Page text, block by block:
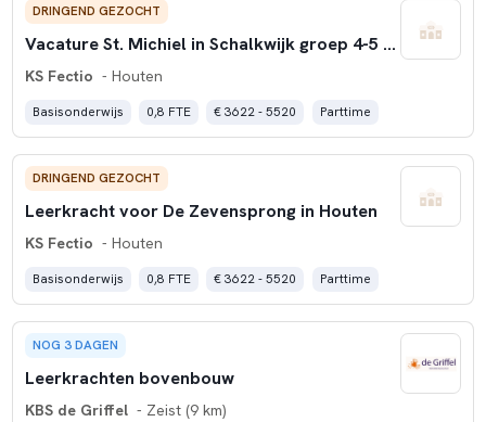
DRINGEND GEZOCHT
Vacature St. Michiel in Schalkwijk groep 4-5 WTF 0.8)
KS Fectio - Houten
Basisonderwijs 0,8 FTE € 3622 - 5520 Parttime
DRINGEND GEZOCHT
Leerkracht voor De Zevensprong in Houten
KS Fectio - Houten
Basisonderwijs 0,8 FTE € 3622 - 5520 Parttime
NOG 3 DAGEN
Leerkrachten bovenbouw
KBS de Griffel - Zeist (9 km)